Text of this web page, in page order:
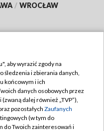
/ WROCŁAW
TVP
aby wyrazić zgody na
śledzenia i zbierania danych,
końcowym i ich
danych osobowych przez
dalej również „TVP”),
pozostałych Zaufanych
(w tym do
do Twoich zainteresowań i